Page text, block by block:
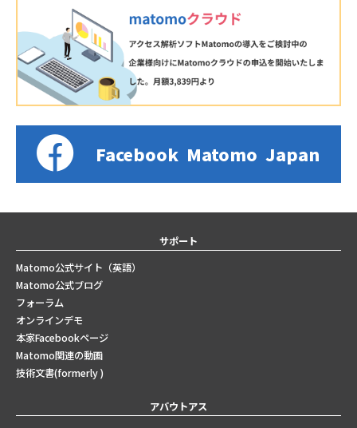
Facebook Matomo Japan
サポート
Matomo公式サイト（英語）
Matomo公式ブログ
フォーラム
オンラインデモ
本家Facebookページ
Matomo関連の動画
技術文書(formerly )
アバウトアス